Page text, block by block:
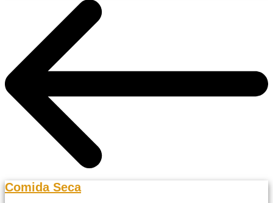
Comida Seca